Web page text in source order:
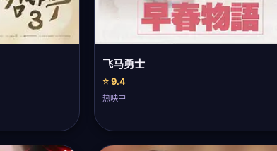
飞马勇士
⭐ 9.4
热映中